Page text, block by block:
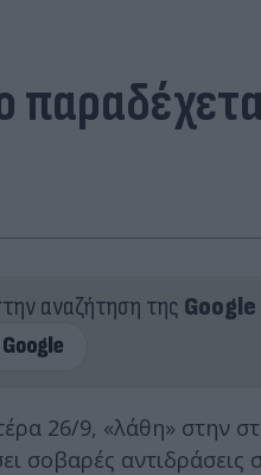
αναζήτηση της Google
26/9, «λάθη» στην
σοβαρές αντιδράσεις